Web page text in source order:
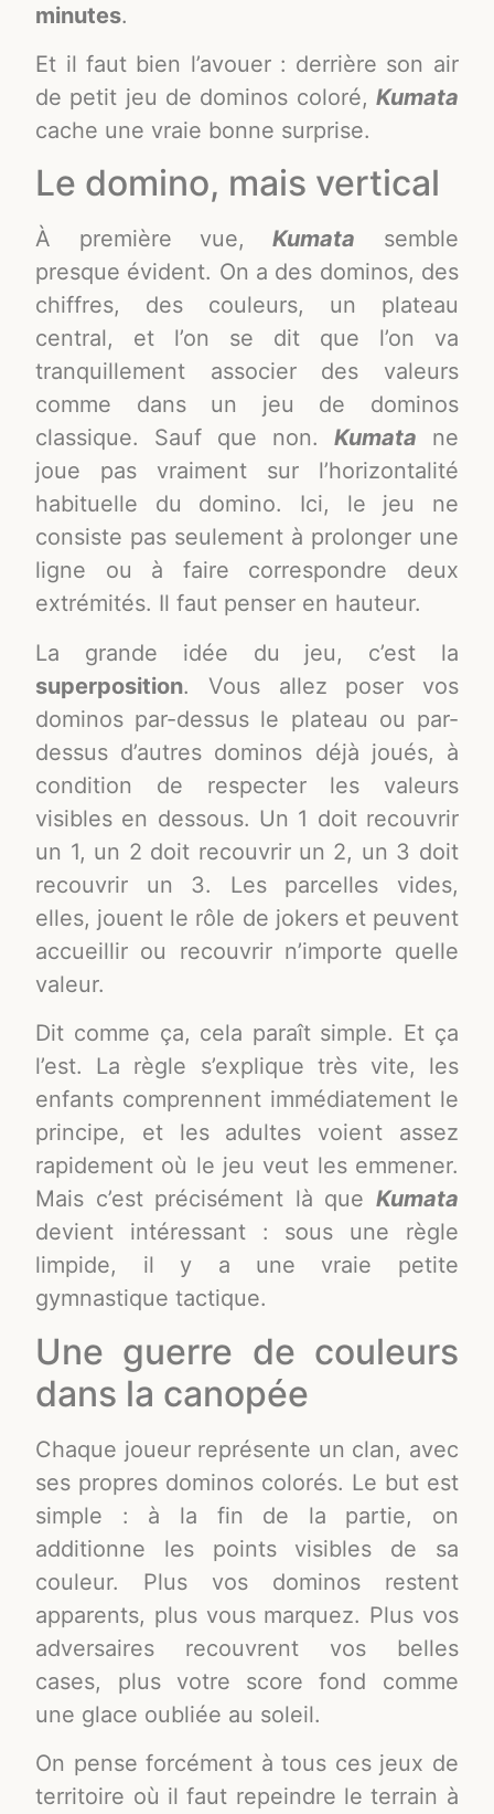
minutes.
Et il faut bien l’avouer : derrière son air
de petit jeu de dominos coloré, Kumata
cache une vraie bonne surprise.
Le domino, mais vertical
À première vue,Kumata semble
presque évident. On a des dominos, des
chiffres, des couleurs, un plateau
central, et l’on se dit que l’on va
tranquillement associer des valeurs
comme dans un jeu de dominos
classique. Sauf que non. Kumata ne
joue pas vraiment sur l’horizontalité
habituelle du domino. Ici, le jeu ne
consiste pas seulement à prolonger une
ligne ou à faire correspondre deux
extrémités. Il faut penser en hauteur.
La grande idée du jeu, c’est la
superposition. Vous allez poser vos
dominos par-dessus le plateau ou par-
dessus d’autres dominos déjà joués, à
condition de respecter les valeurs
visibles en dessous. Un 1 doit recouvrir
un 1, un 2 doit recouvrir un 2, un 3 doit
recouvrir un 3. Les parcelles vides,
elles, jouent le rôle de jokers et peuvent
accueillir ou recouvrir n’importe quelle
valeur.
Dit comme ça, cela paraît simple. Et ça
l’est. La règle s’explique très vite, les
enfants comprennent immédiatement le
principe, et les adultes voient assez
rapidement où le jeu veut les emmener.
Mais c’est précisément là que Kumata
devient intéressant : sous une règle
limpide, il y a une vraie petite
gymnastique tactique.
Une guerre de couleurs
dans la canopée
Chaque joueur représente un clan, avec
ses propres dominos colorés. Le but est
simple : à la fin de la partie, on
additionne les points visibles de sa
couleur. Plus vos dominos restent
apparents, plus vous marquez. Plus vos
adversaires recouvrent vos belles
cases, plus votre score fond comme
une glace oubliée au soleil.
On pense forcément à tous ces jeux de
territoire où il faut repeindre le terrain à